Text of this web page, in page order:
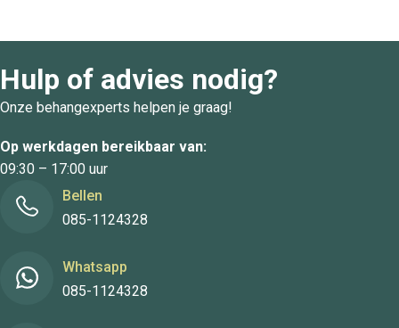
Hulp of advies nodig?
Onze behangexperts helpen je graag!
Op werkdagen bereikbaar van:
09:30 – 17:00 uur
Bellen
085-1124328
Whatsapp
085-1124328